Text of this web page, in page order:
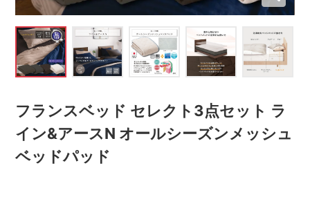
フランスベッド セレクト3点セット ラ
イン&アースN オールシーズンメッシュ
ベッドパッド